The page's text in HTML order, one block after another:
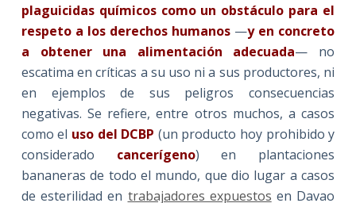
plaguicidas químicos como un obstáculo para el
respeto a los derechos humanos —y en concreto
a obtener una alimentación adecuada— no
escatima en críticas a su uso ni a sus productores, ni
en ejemplos de sus peligros consecuencias
negativas. Se refiere, entre otros muchos, a casos
como el uso del DCBP (un producto hoy prohibido y
considerado cancerígeno) en plantaciones
bananeras de todo el mundo, que dio lugar a casos
de esterilidad en trabajadores expuestos en Davao